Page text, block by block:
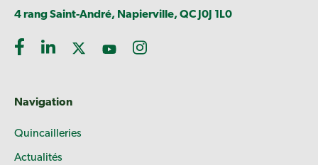
4 rang Saint-André, Napierville, QC J0J 1L0
Navigation
Quincailleries
Actualités